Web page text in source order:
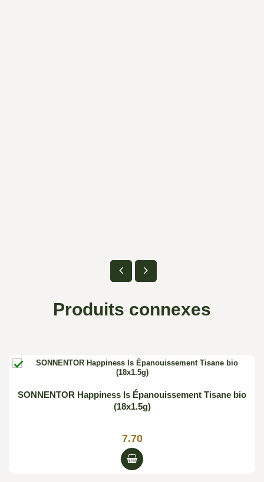
Produits connexes

SONNENTOR Happiness Is Épanouissement Tisane bio
(18x1.5g)
7.70